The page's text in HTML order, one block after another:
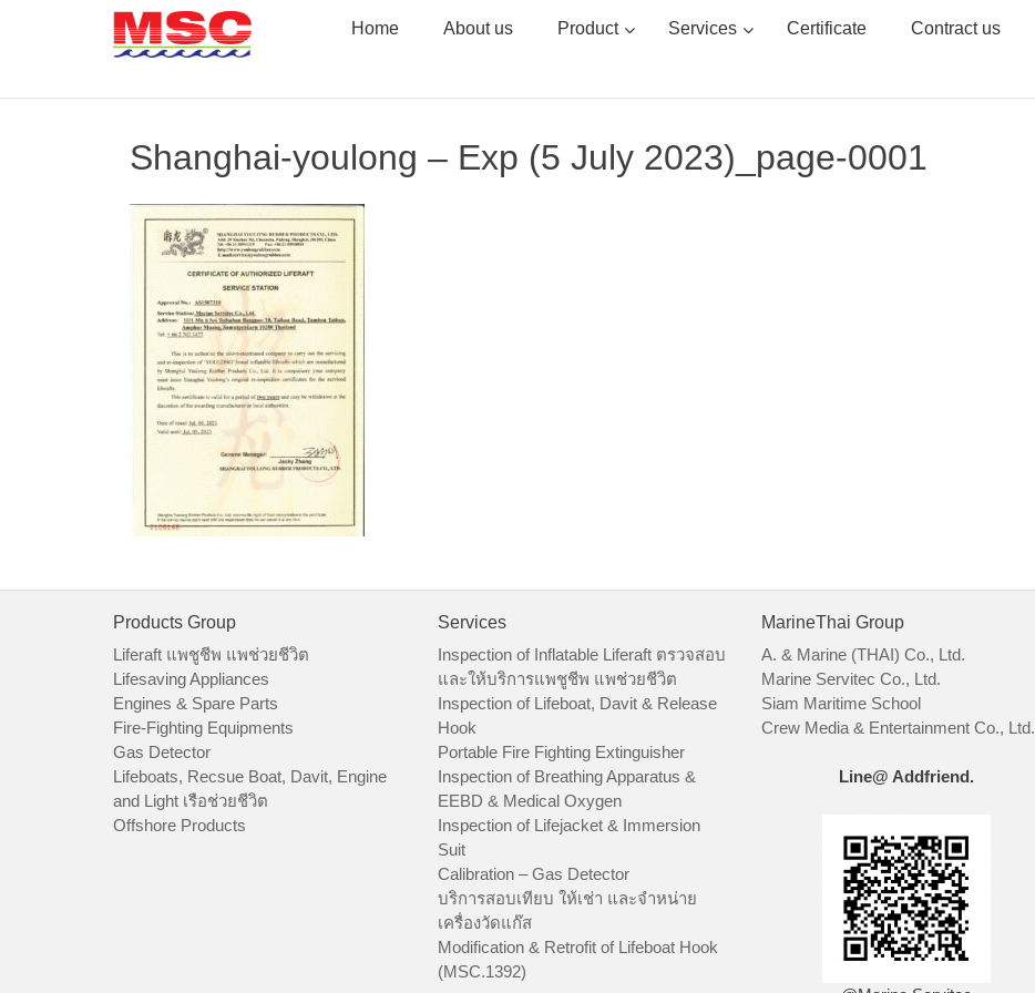
Home About us Product Services Certificate Contract us
Shanghai-youlong – Exp (5 July 2023)_page-0001
Products Group
Liferaft แพชูชีพ แพช่วยชีวิต
Lifesaving Appliances
Engines & Spare Parts
Fire-Fighting Equipments
Gas Detector
Lifeboats, Recsue Boat, Davit, Engine
and Light เรือช่วยชีวิต
Offshore Products
Services
Inspection of Inflatable Liferaft ตรวจสอบ
และให้บริการแพชูชีพ แพช่วยชีวิต
Inspection of Lifeboat, Davit & Release
Hook
Portable Fire Fighting Extinguisher
Inspection of Breathing Apparatus &
EEBD & Medical Oxygen
Inspection of Lifejacket & Immersion
Suit
Calibration – Gas Detector
บริการสอบเทียบ ให้เช่า และจำหน่าย
เครื่องวัดแก๊ส
Modification & Retrofit of Lifeboat Hook
(MSC.1392)
MarineThai Group
A. & Marine (THAI) Co., Ltd.
Marine Servitec Co., Ltd.
Siam Maritime School
Crew Media & Entertainment Co., Ltd.
Line@ Addfriend.